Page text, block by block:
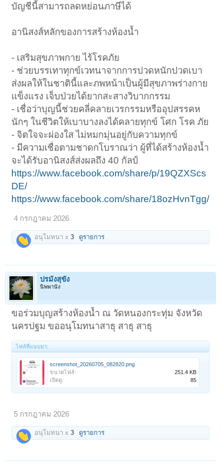
บัญชีนี้สามารถลดหย่อนภาษีได้
อานิสงส์หลักของการสร้างห้องน้ำ
- เสริมสุขภาพกาย ไร้โรคภัย
- ช่วยบรรเทาทุกข์เวทนาจากการปวดหนักปวดเบา
ส่งผลให้ในชาตินี้และภพหน้าเป็นผู้มีสุขภาพร่างกาย
แข็งแรง เจ็บป่วยได้ยากสะสางวิบากกรรม
- เชื่อว่าบุญนี้ช่วยคลี่คลายเวรกรรมหรืออุปสรรคห
นักๆ ในชีวิตให้เบาบางลงได้คลายทุกข์ โศก โรค ภัย
- จิตใจจะผ่องใส ไม่หมกมุ่นอยู่กับความทุกข์
- มีความเชื่อตามชาดกโบราณว่า ผู้ที่ได้สร้างห้องน้ำ
จะได้รับอานิสงส์ส่งผลถึง 40 กัลป์
https://www.facebook.com/share/p/19QZXScs
DE/
https://www.facebook.com/share/18ozHvnTgg/
4 กรกฎาคม 2026
อนุโมทนา x3 ดูรายการ
ปรมังสุขัง
นิพพานัง
ขอร่วมบุญสร้างห้องน้ำ ณ วัดหนองกระทุ่ม จังหวัด
นครปฐม ขออนุโมทนาสาธุ สาธุ สาธุ
ไฟล์ที่แนบมา:
screenshot_20260705_082820.png
ขนาดไฟล์:
251.4 KB
เปิดดู:
85
5 กรกฎาคม 2026
อนุโมทนา x3 ดูรายการ